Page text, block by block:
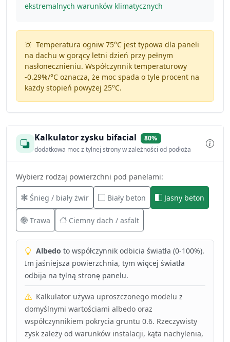
ekstremalnych warunków klimatycznych
Temperatura ogniw 75°C jest typowa dla paneli
na dachu w gorący letni dzień przy pełnym
nasłonecznieniu. Współczynnik temperaturowy
-0.29%/°Coznacza, że moc spada o tyle procent na
każdy stopień powyżej 25°C.
Kalkulator zysku bifacial
80%
dodatkowa moc z tylnej strony w zależności od podłoża
Wybierz rodzaj powierzchni pod panelami:
Śnieg / biały żwir Biały beton Jasny beton
Trawa Ciemny dach / asfalt
Albedo to współczynnik odbicia światła (0-100%).
Im jaśniejsza powierzchnia, tym więcej światła
odbija na tylną stronę panelu.
Kalkulator używa uproszczonego modelu z
domyślnymi wartościami albedo oraz
współczynnikiem pokrycia gruntu 0.6. Rzeczywisty
zysk zależy od warunków instalacji, kąta nachylenia,